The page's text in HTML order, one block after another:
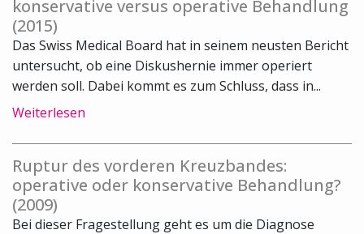
konservative versus operative Behandlung
(2015)
Das Swiss Medical Board hat in seinem neusten Bericht
untersucht, ob eine Diskushernie immer operiert
werden soll. Dabei kommt es zum Schluss, dass in...
Weiterlesen
Ruptur des vorderen Kreuzbandes:
operative oder konservative Behandlung?
(2009)
Bei dieser Fragestellung geht es um die Diagnose